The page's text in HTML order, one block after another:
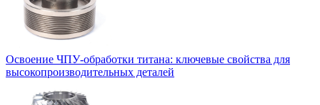
Освоение ЧПУ-обработки титана: ключевые свойства для
высокопроизводительных деталей